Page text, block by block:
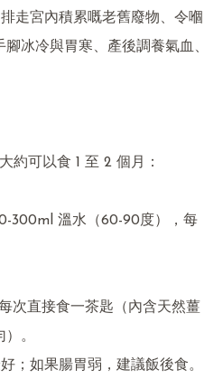
冰冷與胃寒、產後調養氣血、
約可以食 1 至 2 個月：
。